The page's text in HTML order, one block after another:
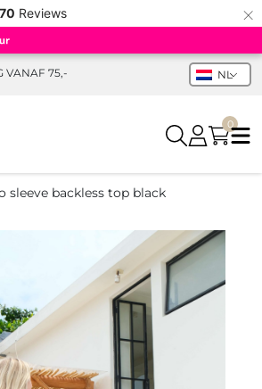
Reviews ×
VANAF 75,- NL
0
sleeve backless top black